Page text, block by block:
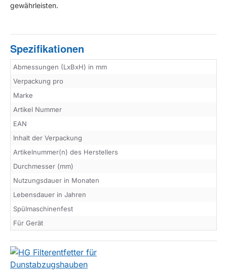
gewährleisten.
Spezifikationen
Abmessungen (LxBxH) in mm
Verpackung pro
Marke
Artikel Nummer
EAN
Inhalt der Verpackung
Artikelnummer(n) des Herstellers
Durchmesser (mm)
Nutzungsdauer in Monaten
Lebensdauer in Jahren
Spülmaschinenfest
Für Gerät